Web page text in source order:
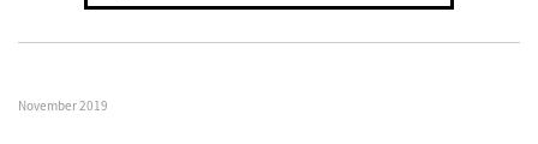
November 2019